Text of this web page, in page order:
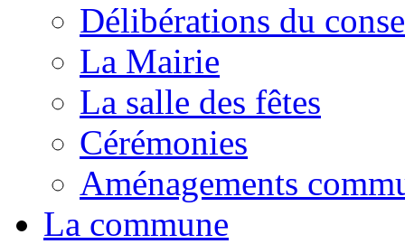
Délibérations du
La Mairie
La salle des fêtes
Cérémonies
Aménagements
La commune